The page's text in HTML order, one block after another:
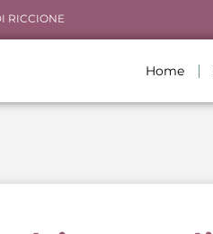
RICCIONE
Home